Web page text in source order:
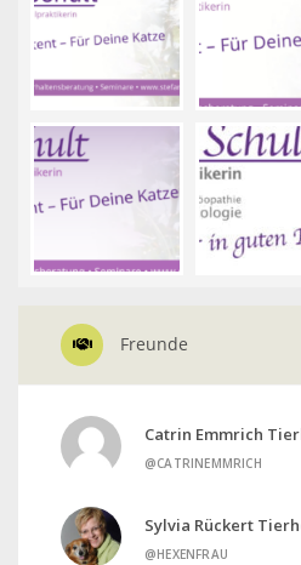
Freunde
Catrin Emmrich
@CATRINEMMRICH
Sylvia Rückert
@HEXENFRAU